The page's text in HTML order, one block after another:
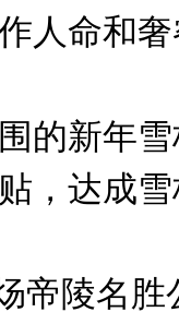
人命和
的新年
，达成
帝陵名